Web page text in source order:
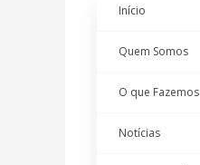
Início
Quem Somos
O que Fazemos
Notícias